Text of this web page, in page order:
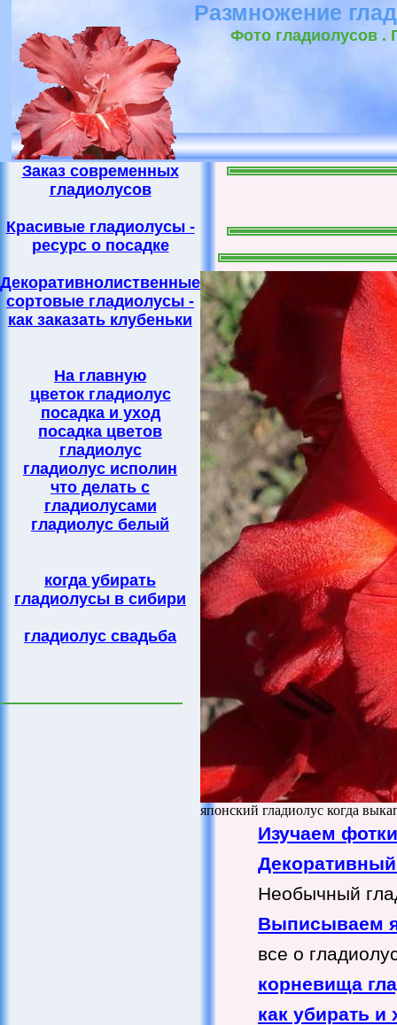
Размножение
Фото гладиолусов .
Заказ современных
гладиолусов
Красивые гладиолусы -
ресурс о посадке
Декоративнолиственные
сортовые гладиолусы -
как заказать клубеньки
На главную
цветок гладиолус
посадка и уход
посадка цветов
гладиолус
гладиолус исполин
что делать с
гладиолусами
гладиолус белый
когда убирать
гладиолусы в сибири
гладиолус свадьба
японский гладиолус когда
Изучаем
Необычный
Выписываем
все о
корневища
как убирать и